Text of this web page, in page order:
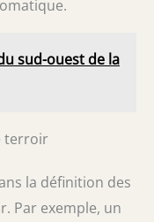
sud-ouest de la
terroir
la définition des
Par exemple, un